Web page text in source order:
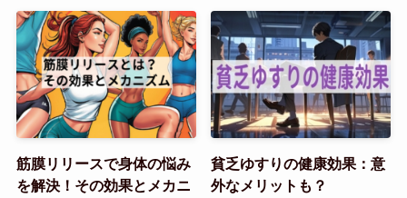
筋膜リリースで身体の悩み
を解決！その効果とメカニ
貧乏ゆすりの健康効果：意
外なメリットも？